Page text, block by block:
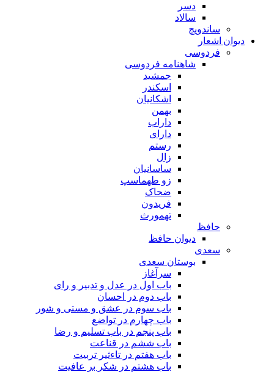
دسر
سالاد
ساندویچ
دیوان اشعار
فردوسی
شاهنامه فردوسی
جمشید
اسکندر
اشکانیان
بهمن
داراب
دارای
رستم
زال
ساسانیان
زو طهماسپ‏
ضحاک
فریدون
تهمورث
حافظ
دیوان حافظ
سعدی
بوستان سعدی
سرآغاز
باب اول در عدل و تدبیر و رای
باب دوم در احسان
باب سوم در عشق و مستی و شور
باب چهارم در تواضع
باب پنجم در باب تسلیم و رضا
باب ششم در قناعت
باب هفتم در تاءثیر تربیت
باب هشتم در شکر بر عافیت